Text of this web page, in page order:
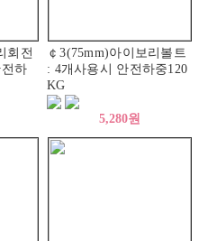
회전
하
￠3(75mm)아이보리볼트
: 4개사용시 안전하중120
KG
5,280원